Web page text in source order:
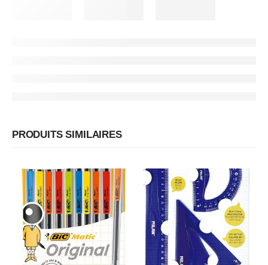
PRODUITS SIMILAIRES